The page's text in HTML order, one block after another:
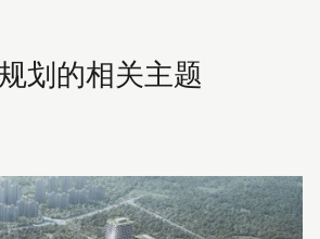
划的相关主题